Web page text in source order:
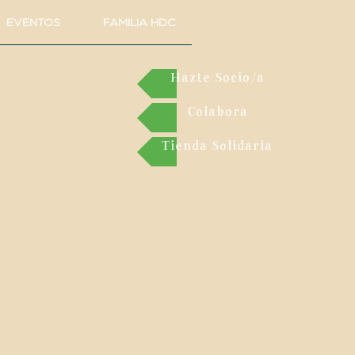
Hazte Socio/a
Colabora
Tienda Solidaria
EVENTOS FAMILIA HDC